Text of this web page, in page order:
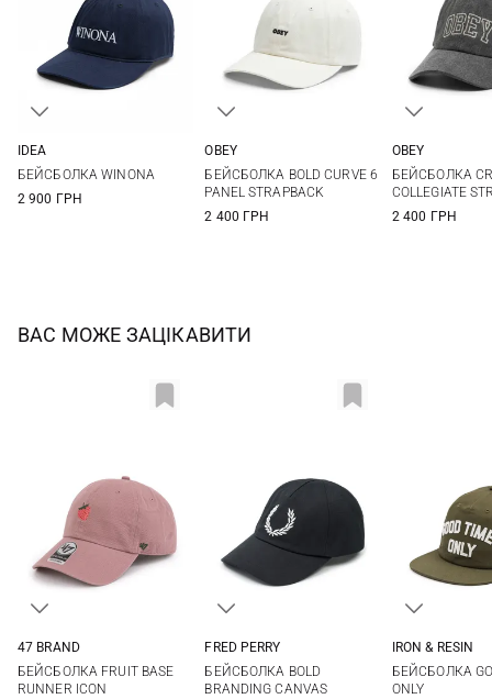
IDEA
БЕЙСБОЛКА WINONA
2 900 ГРН
OBEY
БЕЙСБОЛКА BOLD CURVE 6
PANEL STRAPBACK
2 400 ГРН
OBEY
БЕЙСБОЛКА
COLLEGIATE
2 400 ГРН
ВАС МОЖЕ ЗАЦІКАВИТИ
47 BRAND
БЕЙСБОЛКА FRUIT BASE
RUNNER ICON
FRED PERRY
БЕЙСБОЛКА BOLD
BRANDING CANVAS
IRON & RESIN
БЕЙСБОЛКА
ONLY